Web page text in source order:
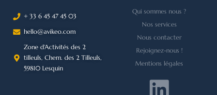
+ 33 6 45 47 45 03
hello@avikeo.com
Zone d'Activités des 2
tilleuls, Chem. des 2 Tilleuls,
59810 Lesquin
Qui sommes nous ?
Nos services
Nous contacter
Rejoignez-nous !
Mentions légales